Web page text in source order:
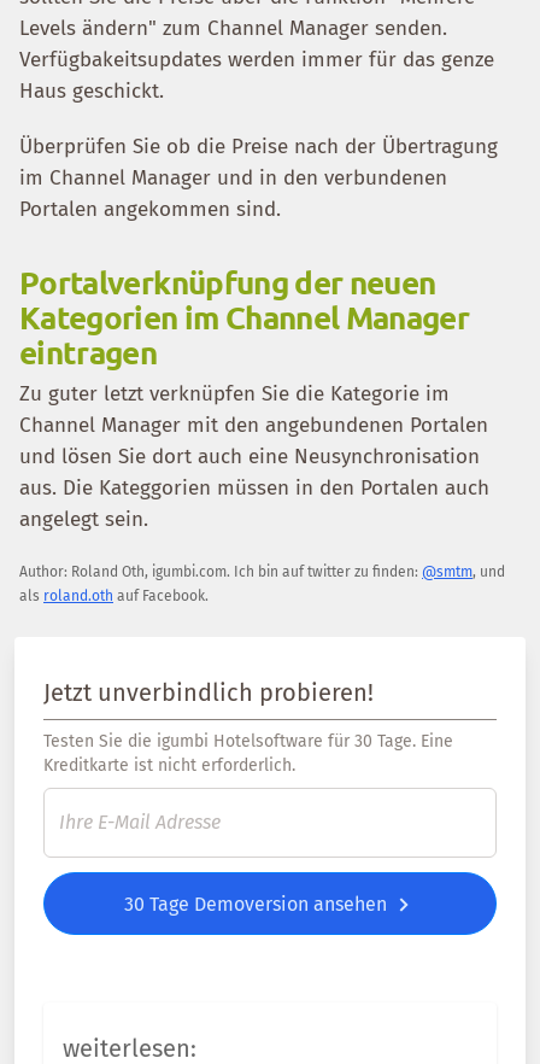
Levels ändern" zum Channel Manager senden.
Verfügbakeitsupdates werden immer für das genze
Haus geschickt.
Überprüfen Sie ob die Preise nach der Übertragung
im Channel Manager und in den verbundenen
Portalen angekommen sind.
Portalverknüpfung der neuen
Kategorien im Channel Manager
eintragen
Zu guter letzt verknüpfen Sie die Kategorie im
Channel Manager mit den angebundenen Portalen
und lösen Sie dort auch eine Neusynchronisation
aus. Die Kateggorien müssen in den Portalen auch
angelegt sein.
Author: Roland Oth, igumbi.com. Ich bin auf twitter zu finden: @smtm, und
als roland.oth auf Facebook.
Jetzt unverbindlich probieren!
Testen Sie die igumbi Hotelsoftware für 30 Tage. Eine
Kreditkarte ist nicht erforderlich.
30 Tage Demoversion ansehen
weiterlesen: